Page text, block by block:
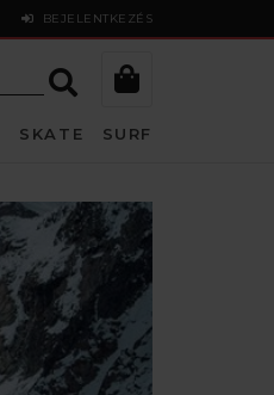
BEJELENTKEZÉS
SKATE SURF